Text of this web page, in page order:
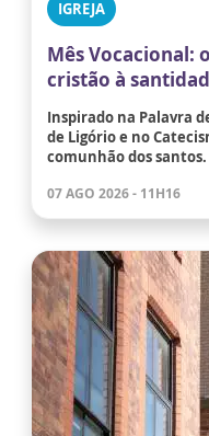
IGREJA
Mês Vocacional:
cristão à
Inspirado na Palavra
de Ligório e no
comunhão dos santos.
07 AGO 2026 - 11H16